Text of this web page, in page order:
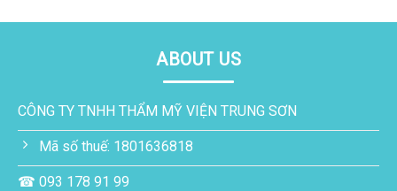
ABOUT US
CÔNG TY TNHH THẨM MỸ VIỆN TRUNG SƠN
Mã số thuế: 1801636818
☎ 093 178 91 99